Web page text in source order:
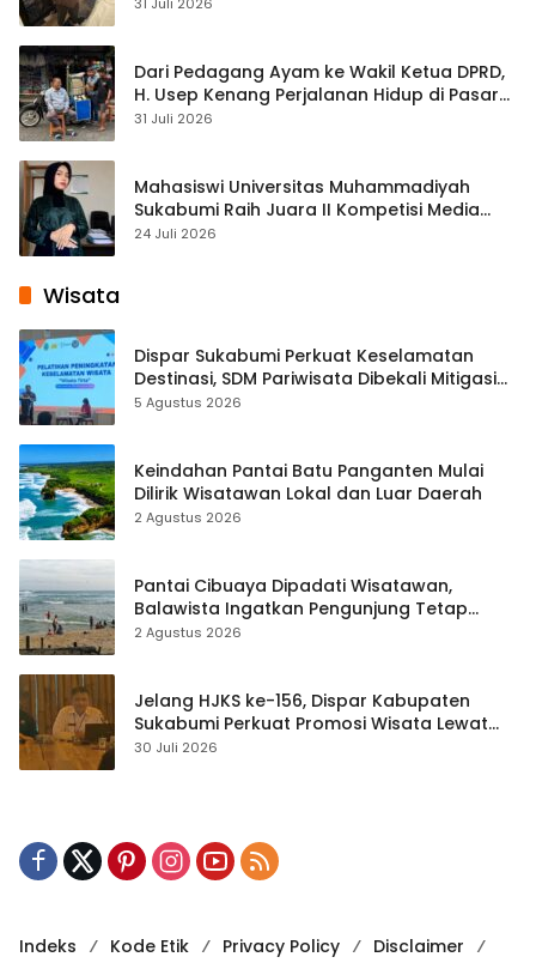
Dari Pedagang Ayam ke Wakil Ketua DPRD,
H. Usep Kenang Perjalanan Hidup di Pasar
Cisaat
31 Juli 2026
Mahasiswi Universitas Muhammadiyah
Sukabumi Raih Juara II Kompetisi Media
Pembelajaran Digital Tingkat Internasional
24 Juli 2026
Wisata
Dispar Sukabumi Perkuat Keselamatan
Destinasi, SDM Pariwisata Dibekali Mitigasi
hingga Teknik Evakuasi
5 Agustus 2026
Keindahan Pantai Batu Panganten Mulai
Dilirik Wisatawan Lokal dan Luar Daerah
2 Agustus 2026
Pantai Cibuaya Dipadati Wisatawan,
Balawista Ingatkan Pengunjung Tetap
Waspada
2 Agustus 2026
Jelang HJKS ke-156, Dispar Kabupaten
Sukabumi Perkuat Promosi Wisata Lewat
Publikasi Digital
30 Juli 2026
Indeks Kode Etik Privacy Policy
Disclaimer